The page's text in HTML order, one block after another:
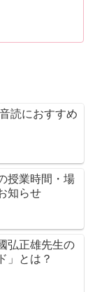
読におすすめ
授業時間・場
知らせ
弘正雄先生の
」とは？